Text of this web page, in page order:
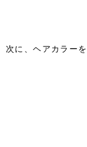
次に、ヘアカラー